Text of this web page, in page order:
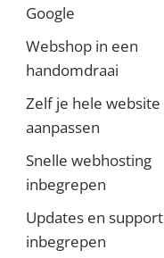
Google
Webshop in een
handomdraai
Zelf je hele website
aanpassen
Snelle webhosting
inbegrepen
Updates en support
inbegrepen